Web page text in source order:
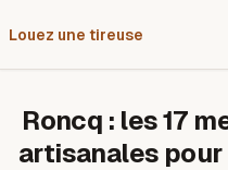
Louez une tireuse
Roncq : les17
artisanales